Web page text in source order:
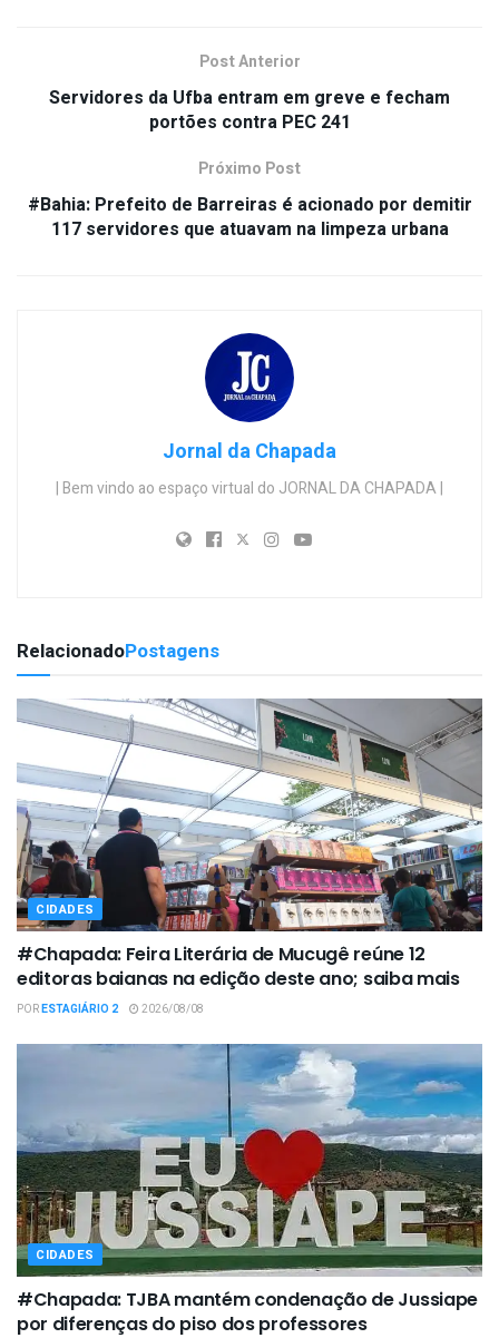
Post Anterior
Servidores da Ufba entram em greve e fecham
portões contra PEC 241
Próximo Post
#Bahia: Prefeito de Barreiras é acionado por demitir
117 servidores que atuavam na limpeza urbana
Jornal da Chapada
| Bem vindo ao espaço virtual do JORNAL DA CHAPADA |
RelacionadoPostagens
CIDADES
#Chapada: Feira Literária de Mucugê reúne 12
editoras baianas na edição deste ano; saiba mais
PORESTAGIÁRIO 2 2026/08/08
CIDADES
#Chapada: TJBA mantém condenação de Jussiape
por diferenças do piso dos professores